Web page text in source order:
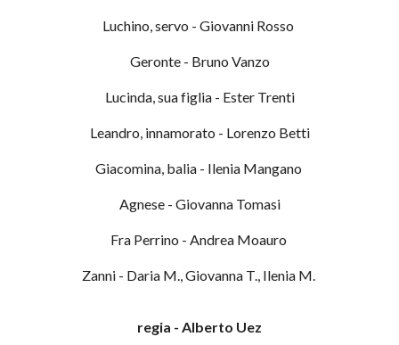
Luchino, servo - Giovanni Rosso
Geronte - Bruno Vanzo
Lucinda, sua figlia - Ester Trenti
Leandro, innamorato - Lorenzo Betti
Giacomina, balia - Ilenia Mangano
Agnese - Giovanna Tomasi
Fra Perrino - Andrea Moauro
Zanni - Daria M., Giovanna T., Ilenia M.
regia - Alberto Uez